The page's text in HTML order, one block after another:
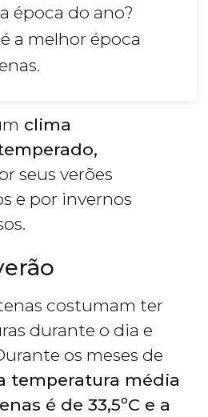
época do ano?
a melhor época
clima
seus verões
e por invernos
costumam ter
durante o dia e
os meses de
temperatura média
é de 33,5ºC e a